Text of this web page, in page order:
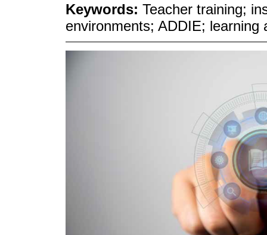
Keywords: Teacher training;
environments; ADDIE; learning